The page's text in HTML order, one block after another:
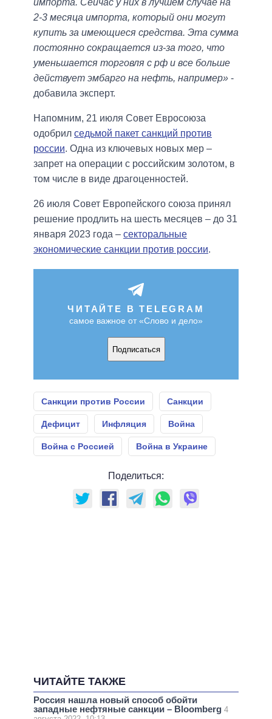
импорта. Сейчас у них в лучшем случае на
2-3 месяца импорта, который они могут
купить за имеющиеся средства. Эта сумма
постоянно сокращается из-за того, что
уменьшается торговля с рф и все больше
действует эмбарго на нефть, например» -
добавила эксперт.
Напомним, 21 июля Совет Евросоюза
одобрил седьмой пакет санкций против
россии. Одна из ключевых новых мер –
запрет на операции с российским золотом, в
том числе в виде драгоценностей.
26 июля Совет Европейского союза принял
решение продлить на шесть месяцев – до 31
января 2023 года – секторальные
экономические санкции против россии.
ЧИТАЙТЕ В TELEGRAM
самое важное от «Слово и дело»
Подписаться
Санкции против России Санкции
Дефицит Инфляция Война
Война с Россией Война в Украине
Поделиться:
ЧИТАЙТЕ ТАКЖЕ
Россия нашла новый способ обойти
западные нефтяные санкции – Bloomberg 4